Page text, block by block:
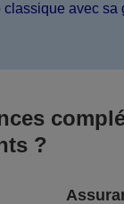
classique avec
?